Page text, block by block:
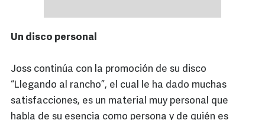
Un disco personal
Joss continúa con la promoción de su disco
“Llegando al rancho”, el cual le ha dado muchas
satisfacciones, es un material muy personal que
habla de su esencia como persona y de quién es